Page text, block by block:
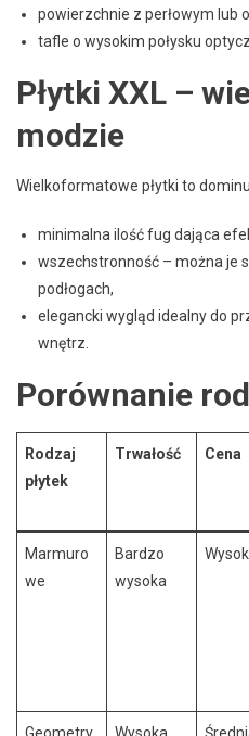
powierzchnie z perłowym lub
tafle o wysokim połysku
Płytki XXL –
modzie
Wielkoformatowe płytki to
minimalna ilość fug dająca
wszechstronność – można je
podłogach,
elegancki wygląd idealny do
wnętrz.
Porównanie
Rodzaj
płytek
Trwałość Cena
Marmuro
we
Bardzo
wysoka